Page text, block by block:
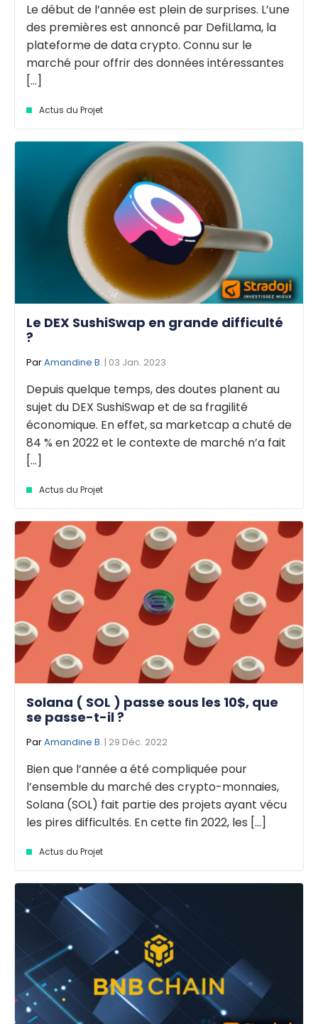
Le début de l’année est plein de surprises. L’une
des premières est annoncé par DefiLlama, la
plateforme de data crypto. Connu sur le
marché pour offrir des données intéressantes
[...]
Actus du Projet
Le DEX SushiSwap en grande difficulté
?
ParAmandine B. | 03 Jan. 2023
Depuis quelque temps, des doutes planent au
sujet du DEX SushiSwap et de sa fragilité
économique. En effet, sa marketcap a chuté de
84 % en 2022 et le contexte de marché n’a fait
[...]
Actus du Projet
Solana ( SOL ) passe sous les 10$, que
se passe-t-il ?
ParAmandine B. | 29 Déc. 2022
Bien que l’année a été compliquée pour
l’ensemble du marché des crypto-monnaies,
Solana (SOL) fait partie des projets ayant vécu
les pires difficultés. En cette fin 2022, les [...]
Actus du Projet